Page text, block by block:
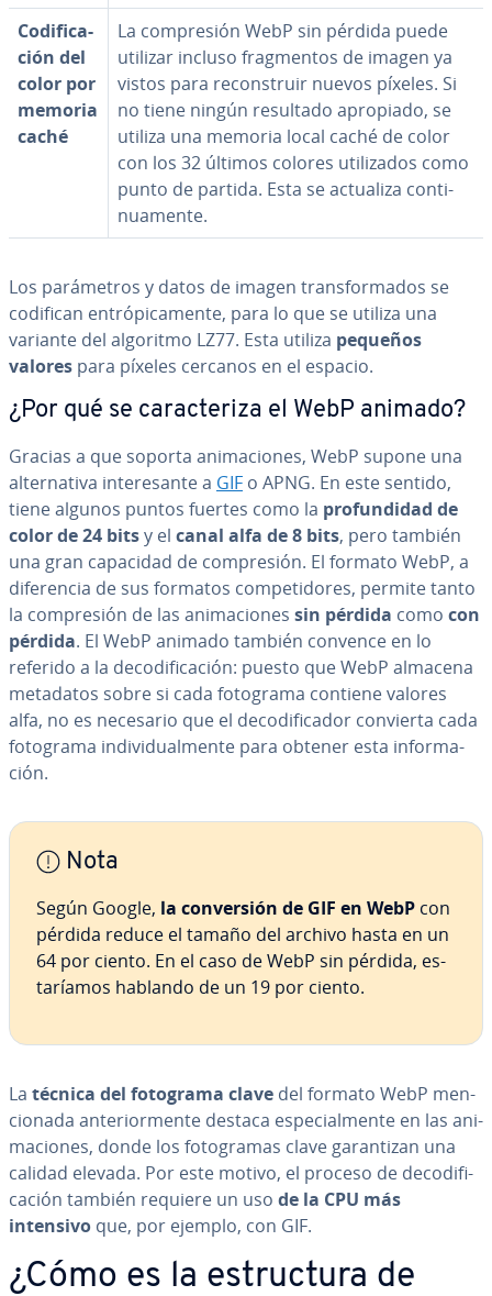
Co­di­fi­ca­
ción del
color por
memoria
caché
La co­m­pre­sión WebP sin pérdida puede
utilizar incluso fra­g­me­n­tos de imagen ya
vistos para re­co­n­s­truir nuevos píxeles. Si
no tiene ningún resultado apropiado, se
utiliza una memoria local caché de color
con los 32 últimos colores uti­li­za­dos como
punto de partida. Esta se actualiza co­n­ti­
nua­me­n­te.
Los pa­rá­me­tros y datos de imagen tra­n­s­fo­r­ma­dos se
codifican en­tró­pi­ca­me­n­te, para lo que se utiliza una
variante del algoritmo LZ77. Esta utiliza pequeños
valores para píxeles cercanos en el espacio.
¿Por qué se ca­ra­c­te­ri­za el WebP animado?
Gracias a que soporta ani­ma­cio­nes, WebP supone una
al­te­r­na­ti­va in­te­re­sa­n­te a GIF o APNG. En este sentido,
tiene algunos puntos fuertes como la pro­fu­n­di­dad de
color de 24 bitsy el canal alfa de 8 bits, pero también
una gran capacidad de co­m­pre­sión. El formato WebP, a
di­fe­re­n­cia de sus formatos co­m­pe­ti­do­res, permite tanto
la co­m­pre­sión de las ani­ma­cio­nes sin pérdida como con
pérdida. El WebP animado también convence en lo
referido a la de­co­di­fi­ca­ción: puesto que WebP almacena
metadatos sobre si cada fotograma contiene valores
alfa, no es necesario que el de­co­di­fi­ca­dor convierta cada
fotograma in­di­vi­dua­l­me­n­te para obtener esta in­fo­r­ma­
ción.
Nota
Según Google, la co­n­ve­r­sión de GIF en WebP con
pérdida reduce el tamaño del archivo hasta en un
64 por ciento. En el caso de WebP sin pérdida, es­
ta­ría­mos hablando de un 19 por ciento.
La técnica del fotograma clave del formato WebP me­n­
cio­na­da an­te­rio­r­me­n­te destaca es­pe­cia­l­me­n­te en las ani­
ma­cio­nes, donde los fo­to­gra­mas clave ga­ra­n­ti­zan una
calidad elevada. Por este motivo, el proceso de de­co­di­fi­
ca­ción también requiere un uso de la CPU más
intensivo que, por ejemplo, con GIF.
¿Cómo es la es­tru­c­tu­ra de